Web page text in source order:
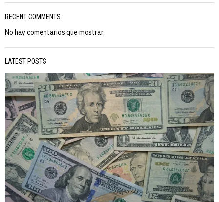
RECENT COMMENTS
No hay comentarios que mostrar.
LATEST POSTS